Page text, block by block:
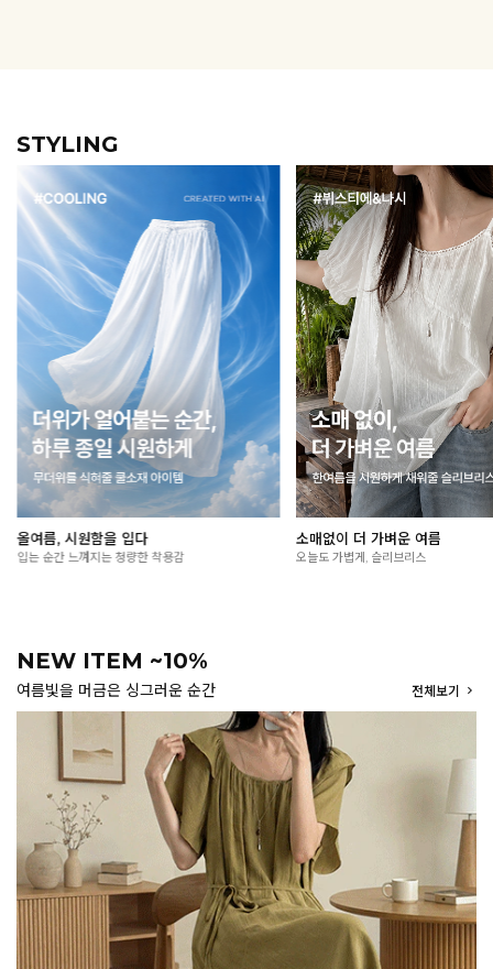
STYLING
장마철 옷 고민, 여기서 끝!
꿉꿉한 날씨에도 가볍고 산뜻하게
여름 외출 필수, 살안타템🌞
가볍게 걸쳐도 든든한 자외선 차단 아이
NEW ITEM ~10%
여름빛을 머금은 싱그러운 순간 전체보기